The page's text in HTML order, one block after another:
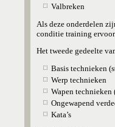
Valbreken
Als deze onderdelen
conditie training
Het tweede gedeelte
Basis technieken
Werp technieken
Wapen technieken
Ongewapend
Kata’s